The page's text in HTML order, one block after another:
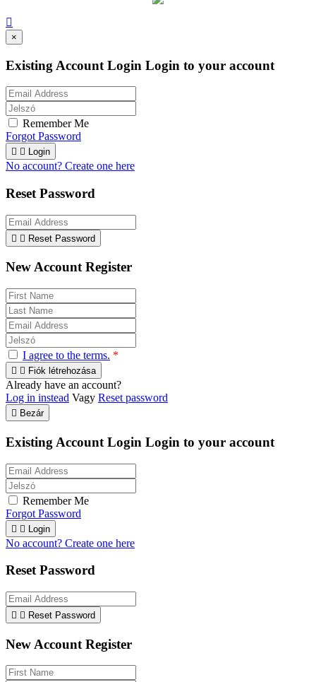

×
Existing Account Login Login to your account
Remember Me
Forgot Password
  Login
No account? Create one here
Reset Password
  Reset Password
New Account Register
I agree to the terms. *
  Fiók létrehozása
Already have an account?
Log in instead Vagy Reset password
 Bezár
Existing Account Login Login to your account
Remember Me
Forgot Password
  Login
No account? Create one here
Reset Password
  Reset Password
New Account Register